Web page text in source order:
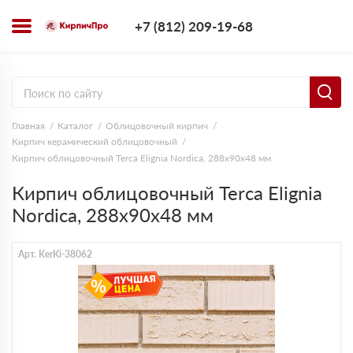
+7 (812) 209-19-68
Главная Каталог
Облицовочный кирпич
Кирпич керамический облицовочный
Кирпич облицовочный Terca Elignia Nordica, 288х90х48 мм
Кирпич облицовочный Terca Elignia
Nordica, 288х90х48 мм
Арт. KerKi-38062